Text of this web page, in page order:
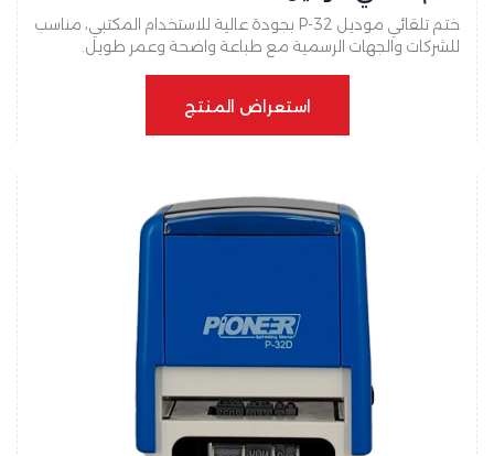
ختم تلقائي موديل P-32 بجودة عالية للاستخدام المكتبي، مناسب
للشركات والجهات الرسمية مع طباعة واضحة وعمر طويل.
استعراض المنتج
استعراض المنتج